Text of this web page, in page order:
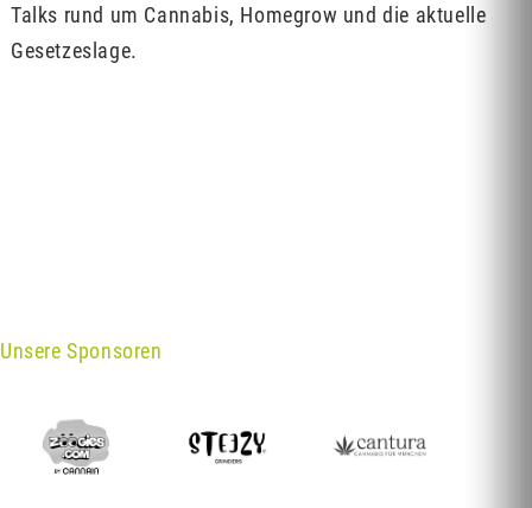
Talks rund um Cannabis, Homegrow und die aktuelle
Gesetzeslage.
Unsere Sponsoren